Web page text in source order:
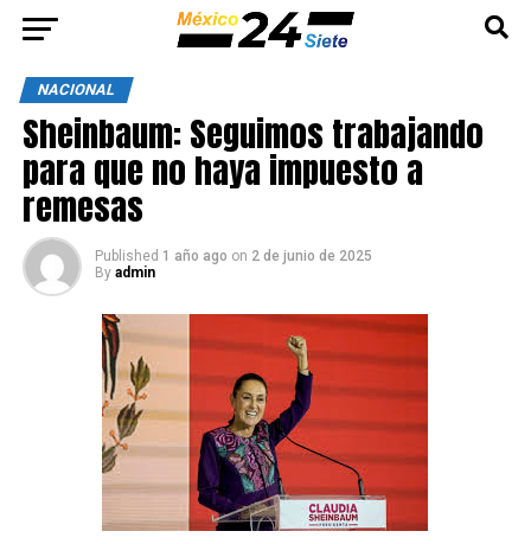
NACIONAL
Sheinbaum: Seguimos trabajando
para que no haya impuesto a
remesas
Published 1 año ago on 2 de junio de 2025
By admin